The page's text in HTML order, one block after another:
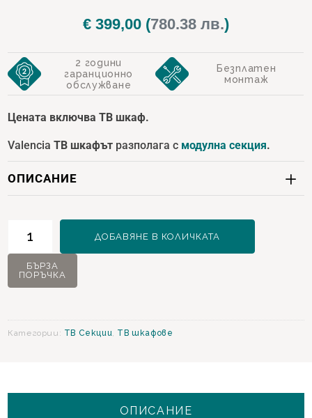
€ 399,00 (780.38 лв.)
2 години
гаранционно
обслужване
Безплатен
монтаж
Цената включва ТВ шкаф.
ValenciaТВ шкафът разполага с модулна секция.
ОПИСАНИЕ
Valencia
ТВ
ДОБАВЯНЕ В КОЛИЧКАТА
БЪРЗА
ПОРЪЧКА
Категории: ТВ Секции ТВ шкафове
ОПИСАНИЕ